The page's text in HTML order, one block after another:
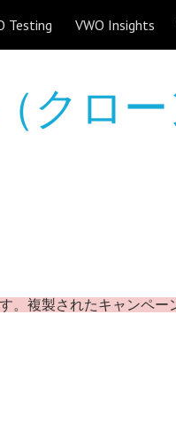
Skip to navigation
Testing VWO Insights
クロ
。複製されたキャンペー